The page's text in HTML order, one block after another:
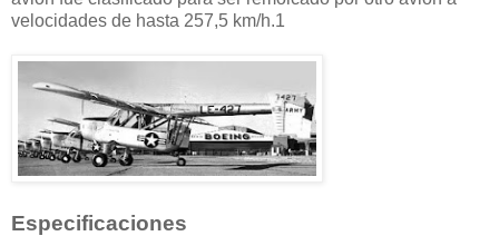
velocidades de hasta 257,5 km/h.1​
Especificaciones